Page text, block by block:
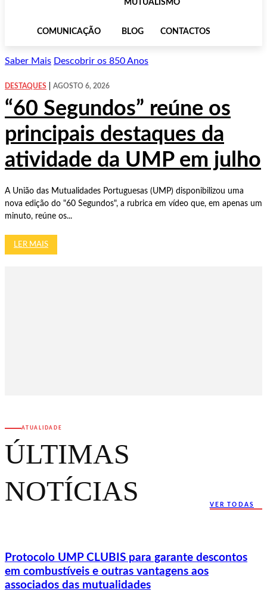
MUTUALISMO
COMUNICAÇÃO BLOG CONTACTOS
Saber Mais Descobrir os 850 Anos
DESTAQUES AGOSTO 6, 2026
“60 Segundos” reúne os
principais destaques da
atividade da UMP em julho
A União das Mutualidades Portuguesas (UMP) disponibilizou uma
nova edição do "60 Segundos", a rubrica em vídeo que, em apenas um
minuto, reúne os...
LER MAIS
ATUALIDADE
ÚLTIMAS
NOTÍCIAS
VER TODAS
Protocolo UMP CLUBIS para garante descontos
em combustíveis e outras vantagens aos
associados das mutualidades